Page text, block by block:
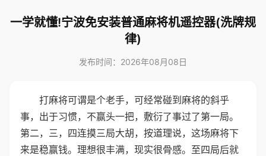
一学就懂!宁波免安装普通麻将机遥控器(洗牌规
律)
发布时间：2026年08月08日
打麻将可谓是个老手，可经常碰到麻将的斜乎
事，出于习惯，不赢头一把，敷衍了事过了第一局。
第二，三，四连摸三局大胡，按道理说，这场麻将下
来是稳赢钱。理想很丰满，现实很骨感。至四局后就